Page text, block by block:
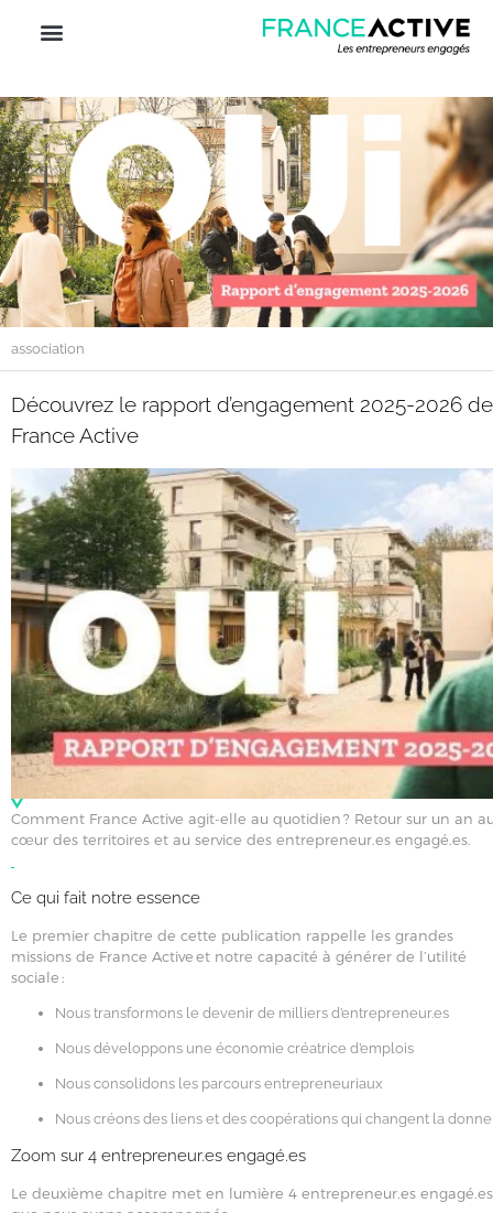
association
Découvrez le rapport d’engagement 2025-2026 de
France Active
Comment France Active agit-elle au quotidien ? Retour sur un an
cœur des territoires et au service des entrepreneur.es engagé.es.
Ce qui fait notre essence
Le premier chapitre de cette publication rappelle les grandes
missions de France Active et notre capacité à générer de l’utilité
sociale :
Nous transformons le devenir de milliers d’entrepreneur.es
Nous développons une économie créatrice d’emplois
Nous consolidons les parcours entrepreneuriaux
Nous créons des liens et des coopérations qui changent la donne
Zoom sur 4 entrepreneur.es engagé.es
Le deuxième chapitre met en lumière 4 entrepreneur.es engagé.es